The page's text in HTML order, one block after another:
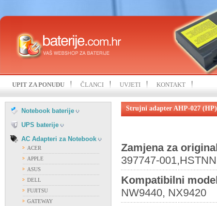
UPIT ZA PONUDU ČLANCI UVJETI KONTAKT
Notebook baterije
LENOVO
MITAC
MSI
SAMSUNG
SONY
TOSHIBA
UNIWILL
UPS baterije
FIRST POWER
OSTALI PROIZVOĐAČI
VISION
AC Adapteri za Notebook
ACER
APPLE
ASUS
DELL
FUJITSU
GATEWAY
Strujni adapter AHP-027 (HP)
Zamjena za
397747-
Kompatibilni
NW9440, NX9420